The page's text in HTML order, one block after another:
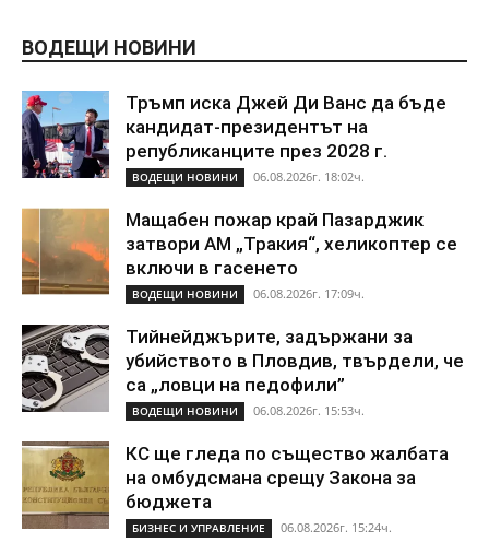
ВОДЕЩИ НОВИНИ
Тръмп иска Джей Ди Ванс да бъде
кандидат-президентът на
републиканците през 2028 г.
ВОДЕЩИ НОВИНИ 06.08.2026г. 18:02ч.
Мащабен пожар край Пазарджик
затвори АМ „Тракия“, хеликоптер се
включи в гасенето
ВОДЕЩИ НОВИНИ 06.08.2026г. 17:09ч.
Тийнейджърите, задържани за
убийството в Пловдив, твърдели, че
са „ловци на педофили”
ВОДЕЩИ НОВИНИ 06.08.2026г. 15:53ч.
КС ще гледа по същество жалбата
на омбудсмана срещу Закона за
бюджета
БИЗНЕС И УПРАВЛЕНИЕ 06.08.2026г. 15:24ч.